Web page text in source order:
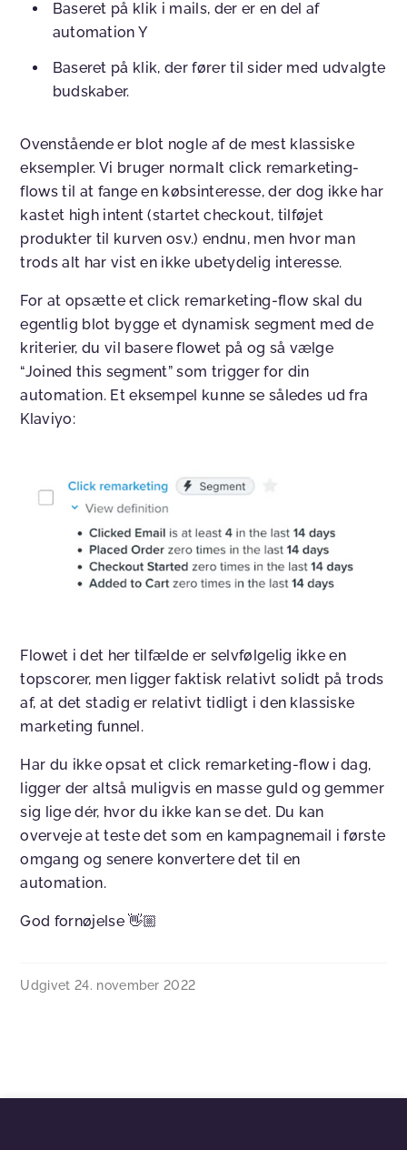
Baseret på klik i mails, der er en del af
automation Y
Baseret på klik, der fører til sider med udvalgte
budskaber.
Ovenstående er blot nogle af de mest klassiske
eksempler. Vi bruger normalt click remarketing-
flows til at fange en købsinteresse, der dog ikke har
kastet high intent (startet checkout, tilføjet
produkter til kurven osv.) endnu, men hvor man
trods alt har vist en ikke ubetydelig interesse.
For at opsætte et click remarketing-flow skal du
egentlig blot bygge et dynamisk segment med de
kriterier, du vil basere flowet på og så vælge
“Joined this segment” som trigger for din
automation. Et eksempel kunne se således ud fra
Klaviyo:
Flowet i det her tilfælde er selvfølgelig ikke en
topscorer, men ligger faktisk relativt solidt på trods
af, at det stadig er relativt tidligt i den klassiske
marketing funnel.
Har du ikke opsat et click remarketing-flow i dag,
ligger der altså muligvis en masse guld og gemmer
sig lige dér, hvor du ikke kan se det. Du kan
overveje at teste det som en kampagnemail i første
omgang og senere konvertere det til en
automation.
God fornøjelse 👋🏼
Udgivet 24. november 2022